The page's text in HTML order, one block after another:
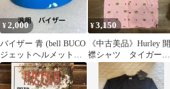
¥2,000
バイザー 青 (bell BUCO
ジェットヘルメット
tt&co ハーレー )
¥3,150
《中古美品》Hurley 開
襟シャツ タイガー
柄 ピンク Sサイズ